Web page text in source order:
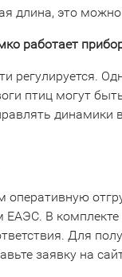
длина, это
работает
регулируется.
птиц могут
динамики
ЕАЭС. В комплекте
Для
заявку на